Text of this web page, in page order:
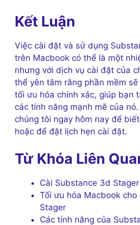
Kết Luận
Việc cài đặt và sử dụng
trên Macbook có thể là một
nhưng với dịch vụ cài đặt của
thể yên tâm rằng phần mềm
tối ưu hóa chính xác, giúp bạn
các tính năng mạnh mẽ của
chúng tôi ngay hôm nay để
hoặc để đặt lịch hẹn cài đặt.
Từ Khóa Liên
Cài Substance 3d
Tối ưu hóa Macbook
Stager
Các tính năng của